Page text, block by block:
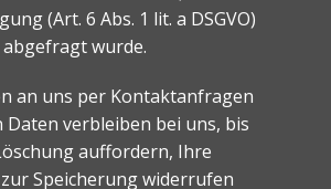
(Art. 6 Abs. 1 lit. a DSGVO)
wurde.
an uns per Kontaktanfragen
Daten verbleiben bei uns, bis
auffordern, Ihre
Speicherung widerrufen